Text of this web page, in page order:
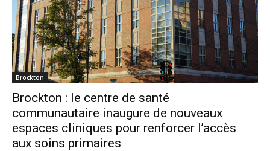
Brockton
Brockton : le centre de santé
communautaire inaugure de nouveaux
espaces cliniques pour renforcer l’accès
aux soins primaires